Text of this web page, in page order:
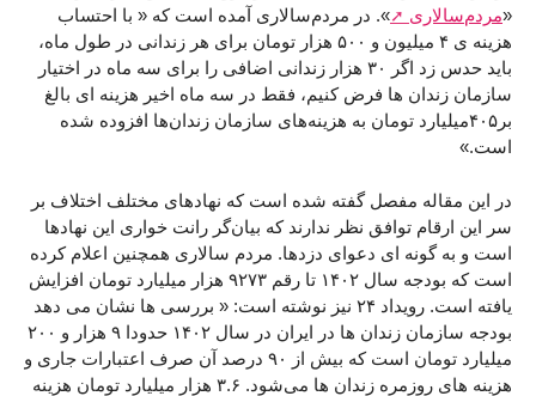
«مردم‌سالاری
». در مردم‌سالاری آمده است که « با احتساب
هزینه ی ۴ میلیون و ۵۰۰ هزار تومان برای هر زندانی در طول ماه،
باید حدس زد اگر ۳۰ هزار زندانی اضافی را برای سه ماه در اختیار
سازمان زندان ها فرض کنیم، فقط در سه ماه اخیر هزینه ای بالغ
بر۴۰۵میلیارد تومان به هزینه‌های سازمان زندان‌ها افزوده شده
است.»
در این مقاله مفصل گفته شده است که نهادهای مختلف اختلاف بر
سر این ارقام توافق نظر ندارند که بیان‌گر رانت خواری این نهادها
است و به گونه ای دعوای دزدها. مردم سالاری همچنین اعلام کرده
است که بودجه سال ۱۴۰۲ تا رقم ۹۲۷۳ هزار میلیارد تومان افزایش
یافته است. رویداد ۲۴ نیز نوشته است: « بررسی ها نشان می دهد
بودجه سازمان زندان ها در ایران در سال ۱۴۰۲ حدودا ۹ هزار و ۲۰۰
میلیارد تومان است که بیش از ۹۰ درصد آن صرف اعتبارات جاری و
هزینه های روزمره زندان ها می‌شود. ۳.۶ هزار میلیارد تومان هزینه